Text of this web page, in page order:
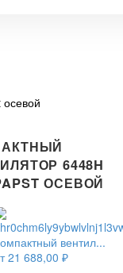
6448H
ОСЕВОЙ
вентил...
21 688,00 ₽